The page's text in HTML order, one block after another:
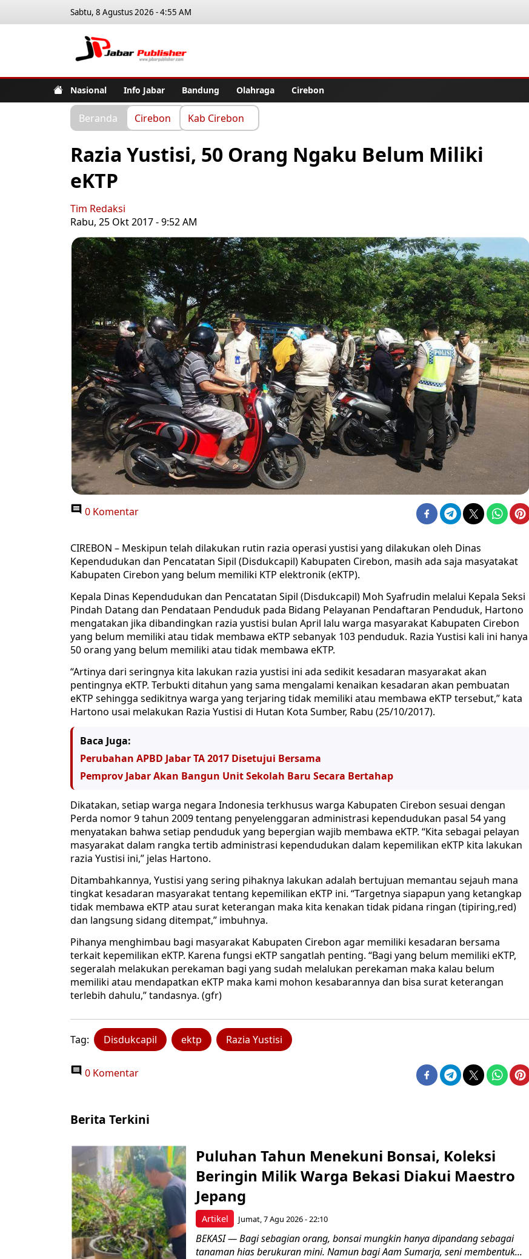
Sabtu, 8 Agustus 2026 - 4:55 AM
Nasional Info Jabar Bandung Olahraga Cirebon
Beranda Cirebon Kab Cirebon
Razia Yustisi, 50 Orang Ngaku Belum Miliki
eKTP
Tim Redaksi
Rabu, 25 Okt 2017 - 9:52 AM
0 Komentar
CIREBON – Meskipun telah dilakukan rutin razia operasi yustisi yang dilakukan oleh Dinas
Kependudukan dan Pencatatan Sipil (Disdukcapil) Kabupaten Cirebon, masih ada saja masyatakat
Kabupaten Cirebon yang belum memiliki KTP elektronik (eKTP).
Kepala Dinas Kependudukan dan Pencatatan Sipil (Disdukcapil) Moh Syafrudin melalui Kepala Seksi
Pindah Datang dan Pendataan Penduduk pada Bidang Pelayanan Pendaftaran Penduduk, Hartono
mengatakan jika dibandingkan razia yustisi bulan April lalu warga masyarakat Kabupaten Cirebon
yang belum memiliki atau tidak membawa eKTP sebanyak 103 penduduk. Razia Yustisi kali ini hanya
50 orang yang belum memiliki atau tidak membawa eKTP.
“Artinya dari seringnya kita lakukan razia yustisi ini ada sedikit kesadaran masyarakat akan
pentingnya eKTP. Terbukti ditahun yang sama mengalami kenaikan kesadaran akan pembuatan
eKTP sehingga sedikitnya warga yang terjaring tidak memiliki atau membawa eKTP tersebut,” kata
Hartono usai melakukan Razia Yustisi di Hutan Kota Sumber, Rabu (25/10/2017).
Baca Juga:
Perubahan APBD Jabar TA 2017 Disetujui Bersama
Pemprov Jabar Akan Bangun Unit Sekolah Baru Secara Bertahap
Dikatakan, setiap warga negara Indonesia terkhusus warga Kabupaten Cirebon sesuai dengan
Perda nomor 9 tahun 2009 tentang penyelenggaran administrasi kependudukan pasal 54 yang
menyatakan bahwa setiap penduduk yang bepergian wajib membawa eKTP. “Kita sebagai pelayan
masyarakat dalam rangka tertib administrasi kependudukan dalam kepemilikan eKTP kita lakukan
razia Yustisi ini,” jelas Hartono.
Ditambahkannya, Yustisi yang sering pihaknya lakukan adalah bertujuan memantau sejauh mana
tingkat kesadaran masyarakat tentang kepemilikan eKTP ini. “Targetnya siapapun yang ketangkap
tidak membawa eKTP atau surat keterangan maka kita kenakan tidak pidana ringan (tipiring,red)
dan langsung sidang ditempat,” imbuhnya.
Pihanya menghimbau bagi masyarakat Kabupaten Cirebon agar memiliki kesadaran bersama
terkait kepemilikan eKTP. Karena fungsi eKTP sangatlah penting. “Bagi yang belum memiliki eKTP,
segeralah melakukan perekaman bagi yang sudah melalukan perekaman maka kalau belum
memiliki atau mendapatkan eKTP maka kami mohon kesabarannya dan bisa surat keterangan
terlebih dahulu,” tandasnya. (gfr)
Tag: Disdukcapil ektp Razia Yustisi
0 Komentar
Berita Terkini
Artikel
Puluhan Tahun Menekuni Bonsai, Koleksi
Beringin Milik Warga Bekasi Diakui Maestro
Jepang
Jumat, 7 Agu 2026 - 22:10
BEKASI — Bagi sebagian orang, bonsai mungkin hanya dipandang sebagai
tanaman hias berukuran mini. Namun bagi Aam Sumarja, seni membentuk...